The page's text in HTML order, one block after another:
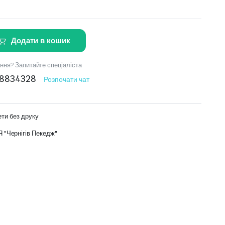
Додати в кошик
Запитайте спеціаліста
Розпочати чат
без друку
Пекедж"